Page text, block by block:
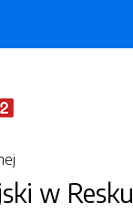
w Resku